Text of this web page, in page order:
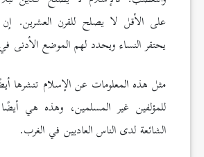
على الأقل لا يصلح للقرن العشرين.
يحتقر النساء ويحدد لهم الموضع الأدنى
مثل هذه المعلومات عن الإسلام تنشرها
للمؤلفين غير المسلمين، وهذه هي أيضًا
الشائعة لدى الناس العاديين في الغرب.